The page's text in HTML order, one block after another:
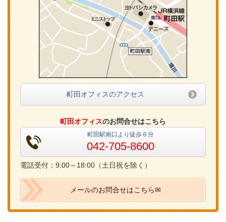
町田オフィスのアクセス
町田オフィスのお問合せはこちら
町田駅南口より徒歩６分
042-705-8600
電話受付：9:00～18:00（土日祝を除く）
メールのお問合せはこちら✉